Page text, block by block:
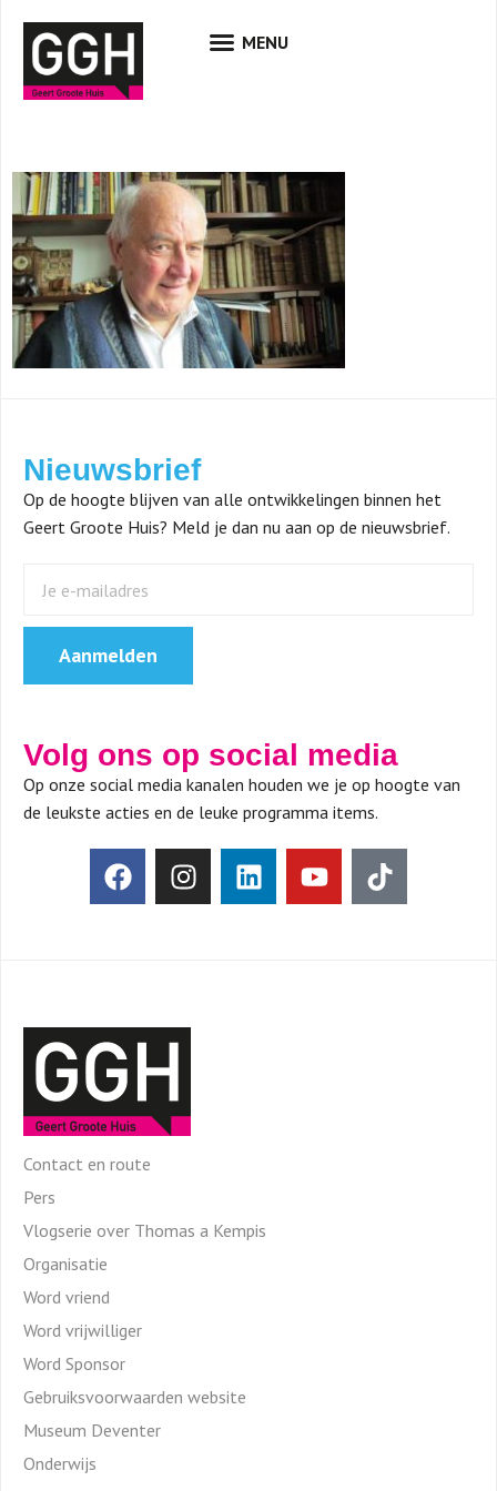
Nieuwsbrief
Op de hoogte blijven van alle ontwikkelingen binnen het
Geert Groote Huis? Meld je dan nu aan op de nieuwsbrief.
Aanmelden
Volg ons op social media
Op onze social media kanalen houden we je op hoogte van
de leukste acties en de leuke programma items.
Contact en route
Pers
Vlogserie over Thomas a Kempis
Organisatie
Word vriend
Word vrijwilliger
Word Sponsor
Gebruiksvoorwaarden website
Museum Deventer
Onderwijs